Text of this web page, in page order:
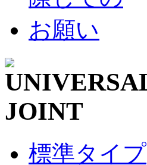
標準タイプ